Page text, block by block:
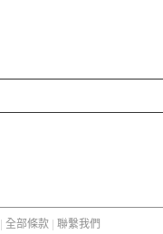
全部條款| 聯繫我們